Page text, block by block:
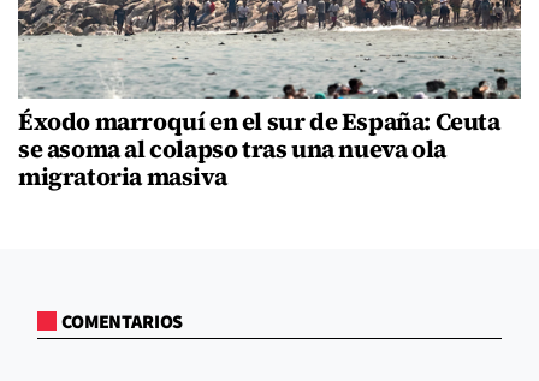
Éxodo marroquí en el sur de España: Ceuta
se asoma al colapso tras una nueva ola
migratoria masiva
COMENTARIOS